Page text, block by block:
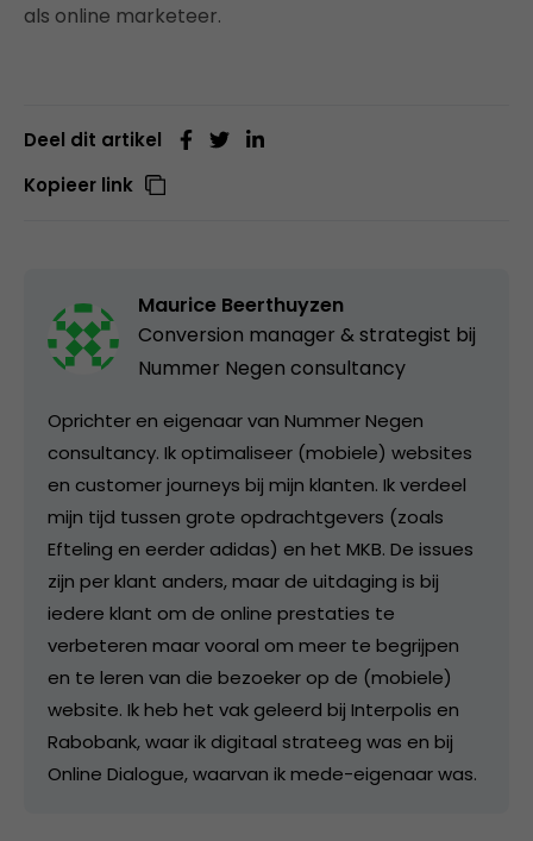
als online marketeer.
Deel dit artikel
Kopieer link
Maurice Beerthuyzen
Conversion manager & strategist bij
Nummer Negen consultancy
Oprichter en eigenaar van Nummer Negen
consultancy. Ik optimaliseer (mobiele) websites
en customer journeys bij mijn klanten. Ik verdeel
mijn tijd tussen grote opdrachtgevers (zoals
Efteling en eerder adidas) en het MKB. De issues
zijn per klant anders, maar de uitdaging is bij
iedere klant om de online prestaties te
verbeteren maar vooral om meer te begrijpen
en te leren van die bezoeker op de (mobiele)
website. Ik heb het vak geleerd bij Interpolis en
Rabobank, waar ik digitaal strateeg was en bij
Online Dialogue, waarvan ik mede-eigenaar was.